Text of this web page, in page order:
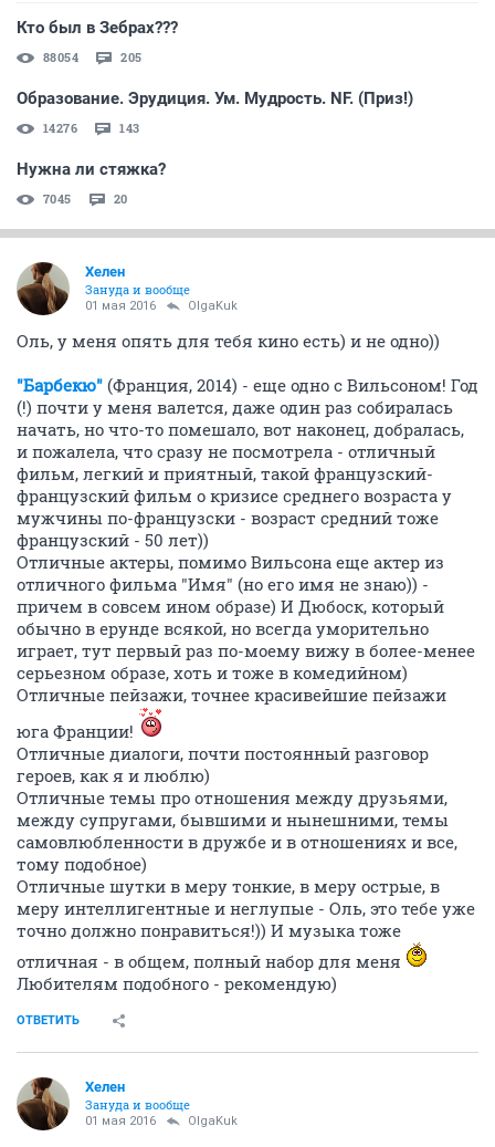
Кто был в Зебрах???
88054 205
Образование. Эрудиция. Ум. Мудрость. NF. (Приз!)
14276 143
Нужна ли стяжка?
7045 20
Хелен
Зануда и вообще
01 мая 2016 OlgaKuk
Оль, у меня опять для тебя кино есть) и не одно))
"Барбекю" (Франция, 2014) - еще одно с Вильсоном! Год
(!) почти у меня валется, даже один раз собиралась
начать, но что-то помешало, вот наконец, добралась,
и пожалела, что сразу не посмотрела - отличный
фильм, легкий и приятный, такой французский-
французский фильм о кризисе среднего возраста у
мужчины по-французски - возраст средний тоже
французский - 50 лет))
Отличные актеры, помимо Вильсона еще актер из
отличного фильма "Имя" (но его имя не знаю)) -
причем в совсем ином образе) И Дюбоск, который
обычно в ерунде всякой, но всегда уморительно
играет, тут первый раз по-моему вижу в более-менее
серьезном образе, хоть и тоже в комедийном)
Отличные пейзажи, точнее красивейшие пейзажи
юга Франции!
Отличные диалоги, почти постоянный разговор
героев, как я и люблю)
Отличные темы про отношения между друзьями,
между супругами, бывшими и нынешними, темы
самовлюбленности в дружбе и в отношениях и все,
тому подобное)
Отличные шутки в меру тонкие, в меру острые, в
меру интеллигентные и неглупые - Оль, это тебе уже
точно должно понравиться!)) И музыка тоже
отличная - в общем, полный набор для меня
Любителям подобного - рекомендую)
ОТВЕТИТЬ
Хелен
Зануда и вообще
01 мая 2016 OlgaKuk